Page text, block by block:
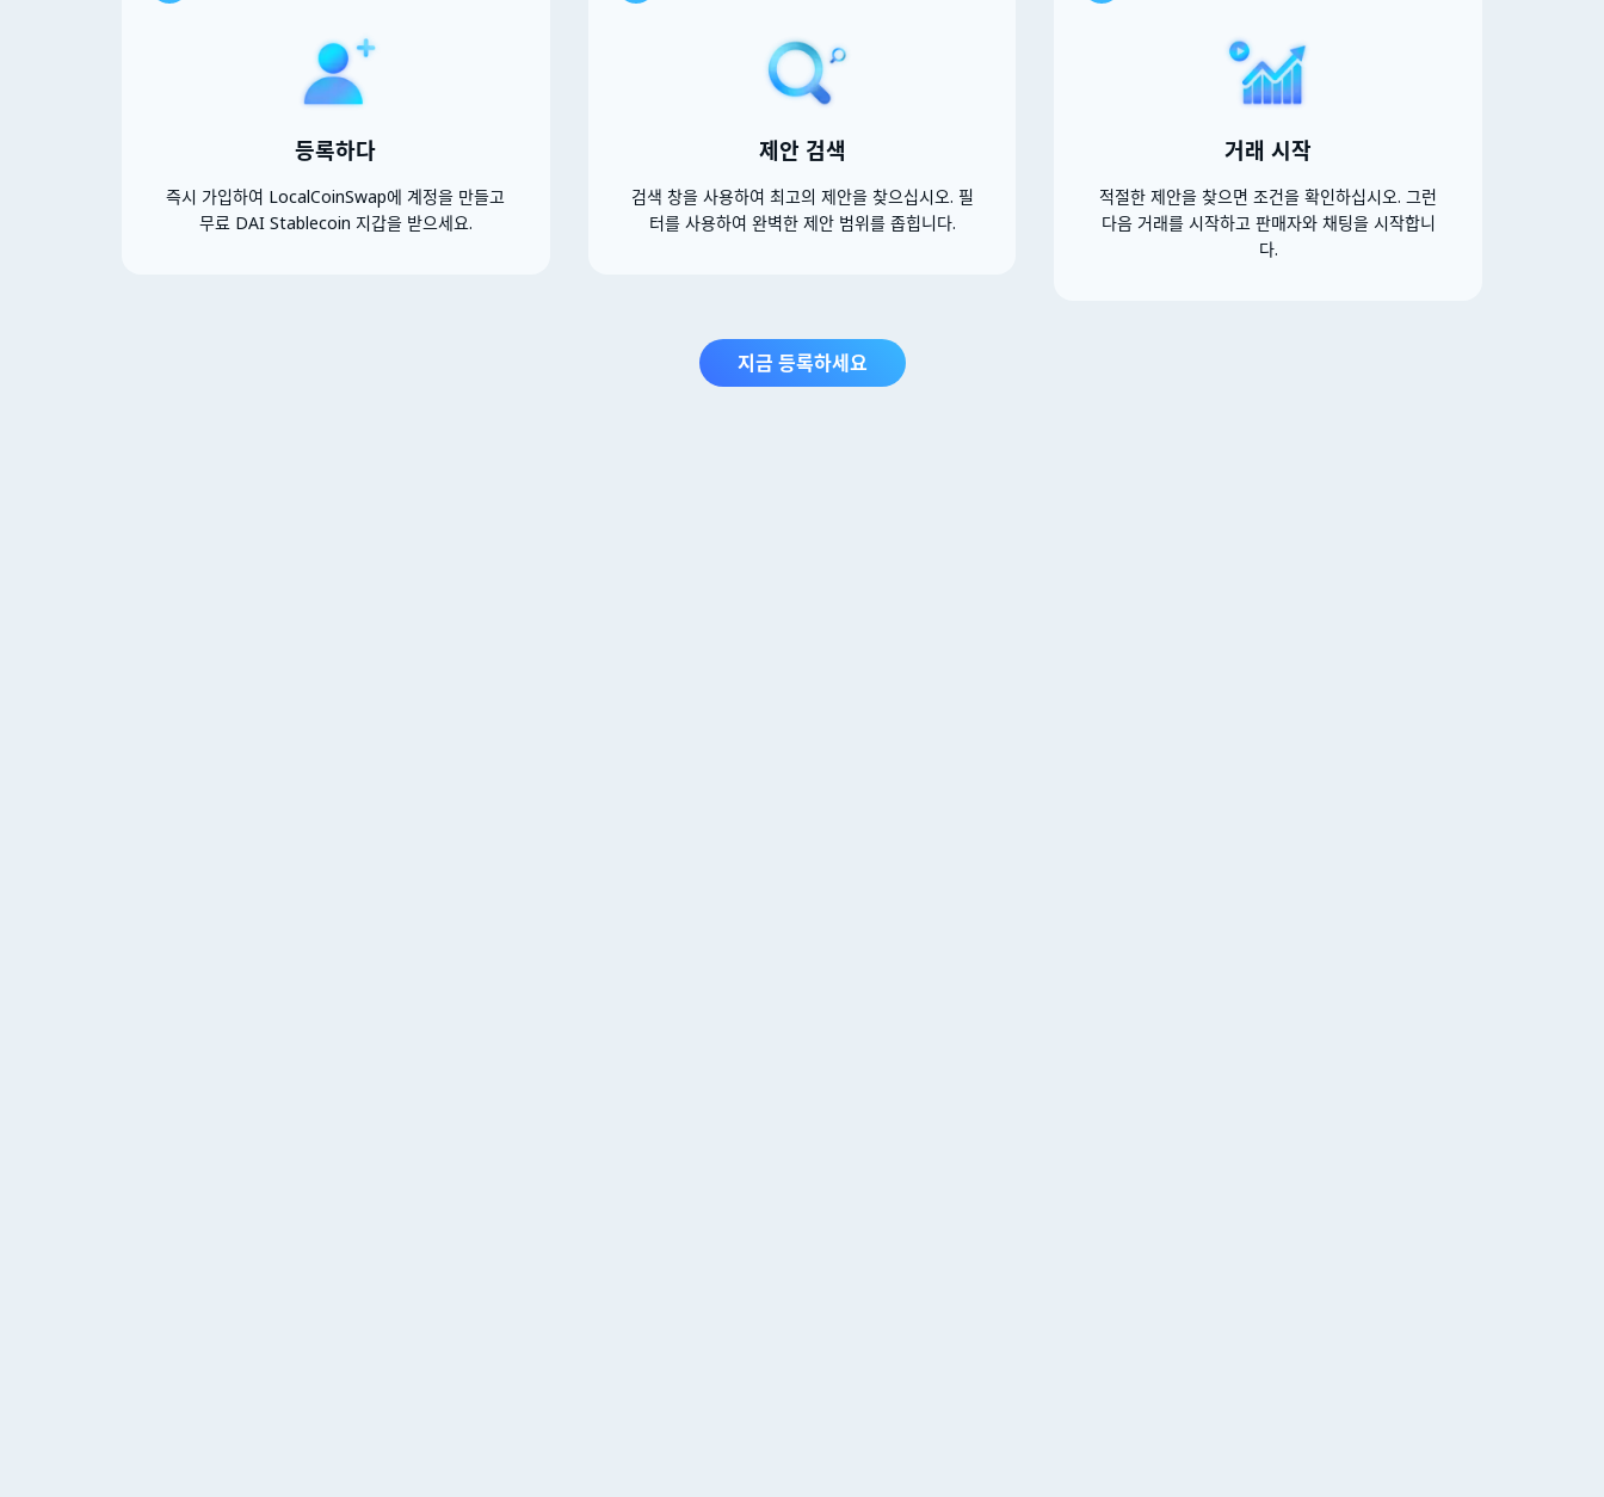
등록하다
즉시 가입하여 LocalCoinSwap에 계정을 만들고
무료 DAI Stablecoin 지갑을 받으세요.
제안 검색
검색 창을 사용하여 최고의 제안을 찾으십시오. 필
터를 사용하여 완벽한 제안 범위를 좁힙니다.
거래 시작
적절한 제안을 찾으면 조건을 확인하십시오. 그런
다음 거래를 시작하고 판매자와 채팅을 시작합니
다.
지금 등록하세요